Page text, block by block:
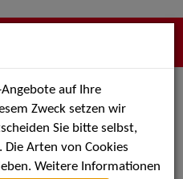
als PDF speichern
auf Ihre
Zweck setzen wir
Sie bitte selbst,
Die Arten von Cookies
Weitere Informationen